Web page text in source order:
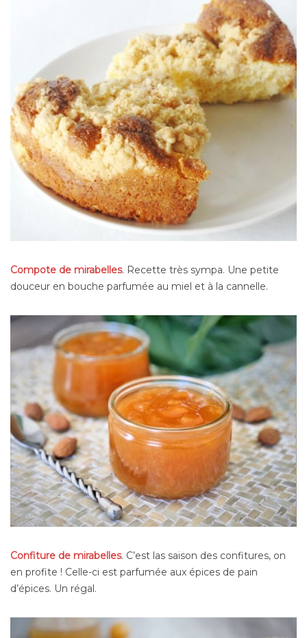
Compote de mirabelles. Recette très sympa. Une petite
douceur en bouche parfumée au miel et à la cannelle.
Confiture de mirabelles. C’est las saison des confitures, on
en profite ! Celle-ci est parfumée aux épices de pain
d’épices. Un régal.